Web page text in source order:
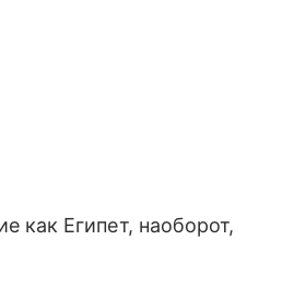
как Египет, наоборот,